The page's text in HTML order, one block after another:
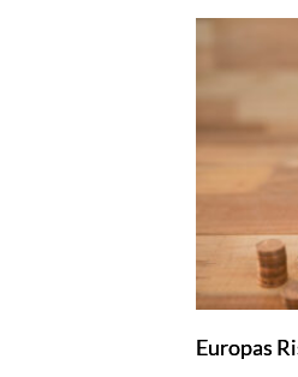
Europas